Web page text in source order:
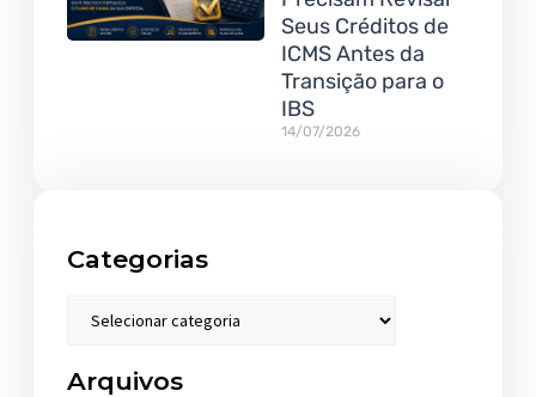
Seus Créditos de
ICMS Antes da
Transição para o
IBS
14/07/2026
Categorias
Arquivos